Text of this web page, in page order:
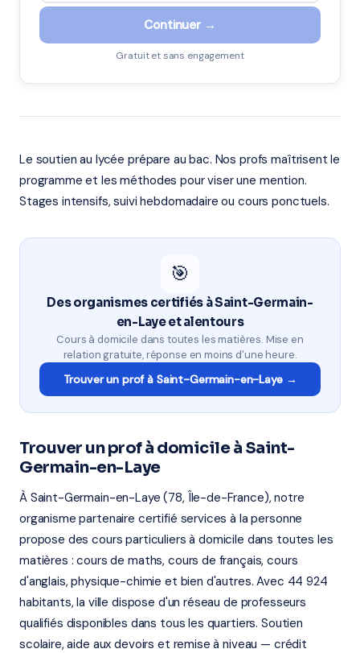
Continuer →
Gratuit et sans engagement
Le soutien au lycée prépare au bac. Nos profs maîtrisent le
programme et les méthodes pour viser une mention.
Stages intensifs, suivi hebdomadaire ou cours ponctuels.
🎯
Des organismes certifiés à Saint-Germain-
en-Laye et alentours
Cours à domicile dans toutes les matières. Mise en
relation gratuite, réponse en moins d'une heure.
Trouver un prof à Saint-Germain-en-Laye →
Trouver un prof à domicile à Saint-
Germain-en-Laye
À Saint-Germain-en-Laye (78, Île-de-France), notre
organisme partenaire certifié services à la personne
propose des cours particuliers à domicile dans toutes les
matières : cours de maths, cours de français, cours
d'anglais, physique-chimie et bien d'autres. Avec 44 924
habitants, la ville dispose d'un réseau de professeurs
qualifiés disponibles dans tous les quartiers. Soutien
scolaire, aide aux devoirs et remise à niveau — crédit